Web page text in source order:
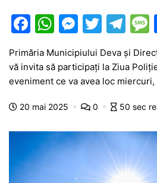
F
c
e
b
o
o
k
W
at
s
A
p
M
s
s
e
n
g
er
T
itt
er
T
e
gr
a
m
Primăria Municipiului Deva și
vă invita să participați la Ziua
eveniment ce va avea loc
20 mai 2025 0 50 sec